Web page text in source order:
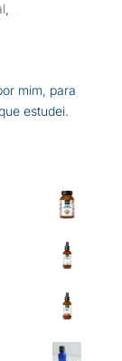
,
mim, para
estudei.